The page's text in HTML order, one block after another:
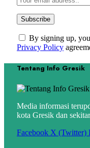
By signing up,
Privacy Policy
Tentang Info Gresik
Media informasi
kota Gresik dan
Facebook X (Twitter)